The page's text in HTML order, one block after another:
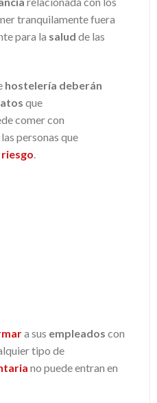
tranquilamente fuera
para la salud de las
hostelería deberán
que
comer con
personas que
riesgo
a sus empleados con
tipo de
no puede entran en